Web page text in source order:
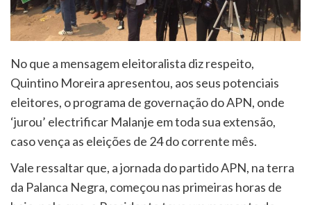
No que a mensagem eleitoralista diz respeito,
Quintino Moreira apresentou, aos seus potenciais
eleitores, o programa de governação do APN, onde
‘jurou’ electrificar Malanje em toda sua extensão,
caso vença as eleições de 24 do corrente mês.
Vale ressaltar que, a jornada do partido APN, na terra
da Palanca Negra, começou nas primeiras horas de